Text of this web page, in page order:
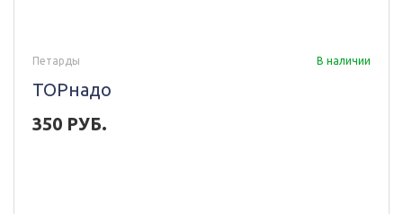
Петарды В наличии
ТОРнадо
350 РУБ.